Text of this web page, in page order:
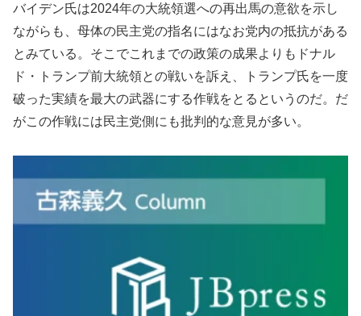
バイデン氏は2024年の大統領選への再出馬の意欲を示し
ながらも、母体の民主党の指名にはなお党内の抵抗がある
とみている。そこでこれまでの政策の成果よりもドナル
ド・トランプ前大統領との戦いを訴え、トランプ氏を一度
破った実績を最大の武器にする作戦をとるというのだ。だ
がこの作戦には民主党側にも批判的な意見が多い。